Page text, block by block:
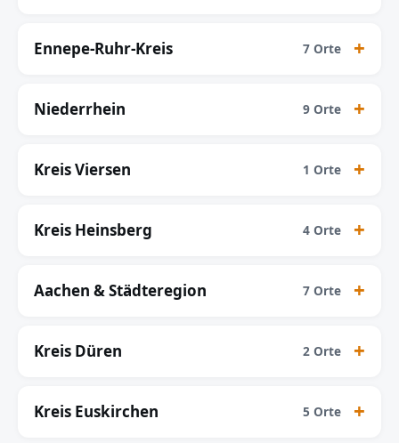
Ennepe-Ruhr-Kreis 7 Orte
Niederrhein 9 Orte
Kreis Viersen 1 Orte
Kreis Heinsberg 4 Orte
Aachen & Städteregion 7 Orte
Kreis Düren 2 Orte
Kreis Euskirchen 5 Orte